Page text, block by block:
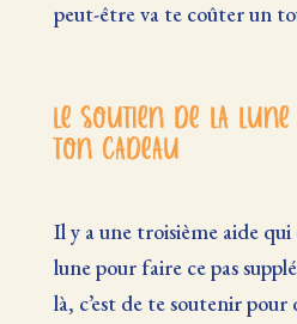
peut-être va te coûter un
Le soutien de la
ton cadeau
Il y a une troisième aide qui
lune pour faire ce pas
là, c’est de te soutenir